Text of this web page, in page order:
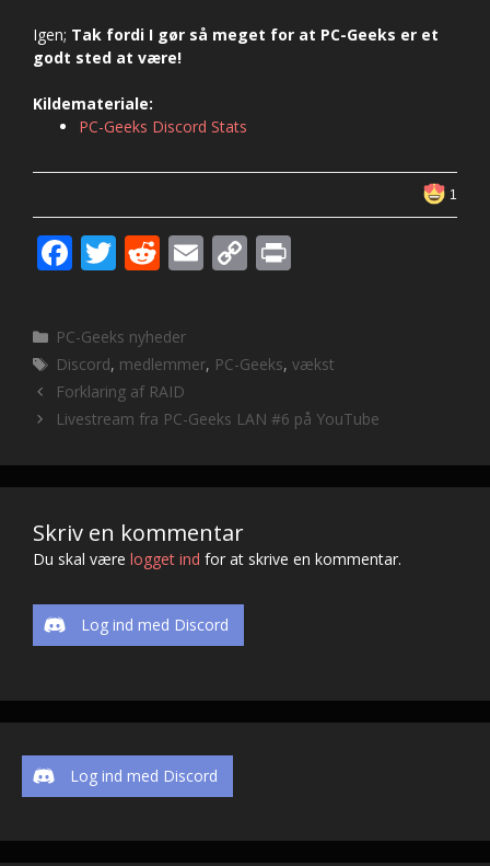
Igen; Tak fordi I gør så meget for at PC-Geeks er et
godt sted at være!
Kildemateriale:
PC-Geeks Discord Stats
1
F
e
b
o
o
k
T
itt
er
R
d
di
t
E
l
C
y
n
k
Kategorier
PC-Geeks nyheder
Tags
Discord, medlemmer, PC-Geeks,vækst
Forklaring af RAID
Livestream fra PC-Geeks LAN #6 på YouTube
Skriv en kommentar
Du skal være logget ind for at skrive en kommentar.
Log ind med Discord
Log ind med Discord